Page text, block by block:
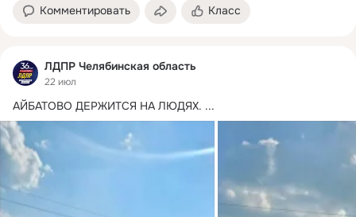
Комментировать Класс
ЛДПР Челябинская область
22 июл
АЙБАТОВО ДЕРЖИТСЯ НА ЛЮДЯХ. ...